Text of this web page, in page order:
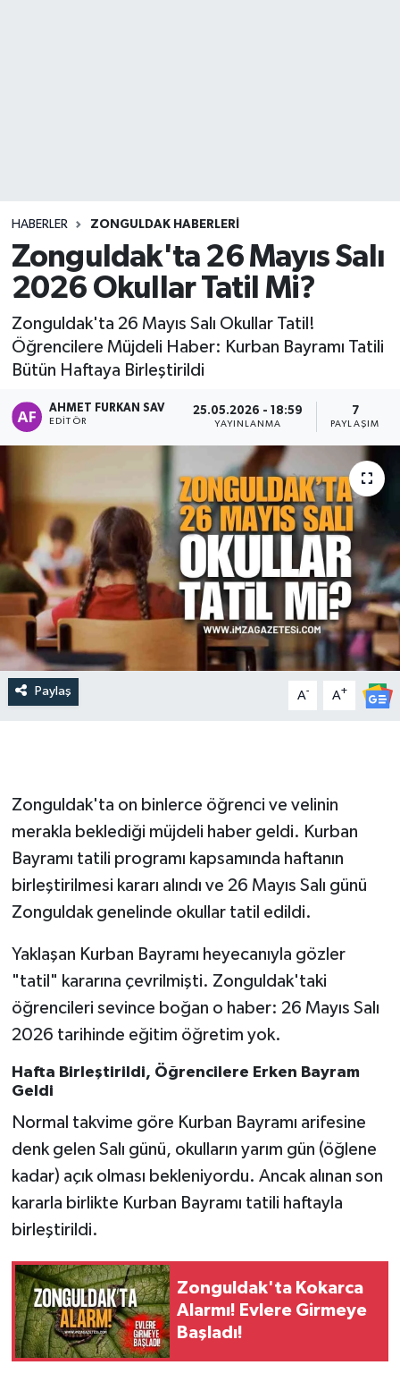
HABERLER ZONGULDAK HABERLERI
Zonguldak'ta 26 Mayıs Salı
2026 Okullar Tatil Mi?
Zonguldak'ta 26 Mayıs Salı Okullar Tatil!
Öğrencilere Müjdeli Haber: Kurban Bayramı Tatili
Bütün Haftaya Birleştirildi
AHMET FURKAN SAV
EDITÖR
25.05.2026 - 18:59
YAYINLANMA
7
PAYLAŞIM
Paylaş A- A+
Zonguldak'ta on binlerce öğrenci ve velinin
merakla beklediği müjdeli haber geldi. Kurban
Bayramı tatili programı kapsamında haftanın
birleştirilmesi kararı alındı ve 26 Mayıs Salı günü
Zonguldak genelinde okullar tatil edildi.
Yaklaşan Kurban Bayramı heyecanıyla gözler
"tatil" kararına çevrilmişti. Zonguldak'taki
öğrencileri sevince boğan o haber: 26 Mayıs Salı
2026 tarihinde eğitim öğretim yok.
Hafta Birleştirildi, Öğrencilere Erken Bayram
Geldi
Normal takvime göre Kurban Bayramı arifesine
denk gelen Salı günü, okulların yarım gün (öğlene
kadar) açık olması bekleniyordu. Ancak alınan son
kararla birlikte Kurban Bayramı tatili haftayla
birleştirildi.
Zonguldak'ta Kokarca
Alarmı! Evlere Girmeye
Başladı!
KASTAMONU